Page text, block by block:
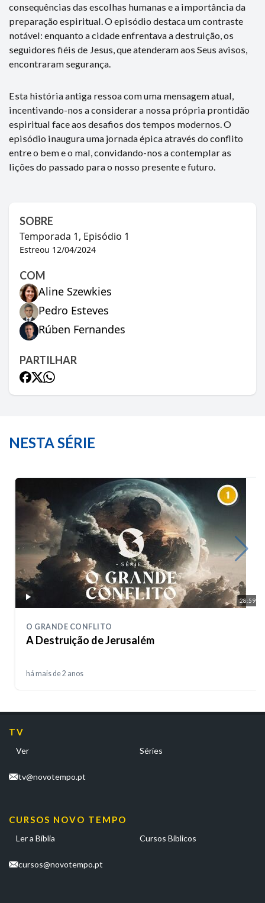
consequências das escolhas humanas e a importância da
preparação espiritual. O episódio destaca um contraste
notável: enquanto a cidade enfrentava a destruição, os
seguidores fiéis de Jesus, que atenderam aos Seus avisos,
encontraram segurança.
Esta história antiga ressoa com uma mensagem atual,
incentivando-nos a considerar a nossa própria prontidão
espiritual face aos desafios dos tempos modernos. O
episódio inaugura uma jornada épica através do conflito
entre o bem e o mal, convidando-nos a contemplar as
lições do passado para o nosso presente e futuro.
SOBRE
Temporada 1, Episódio 1
Estreou 12/04/2024
COM
Aline Szewkies
Pedro Esteves
Rúben Fernandes
PARTILHAR
NESTA SÉRIE
28:59
O GRANDE CONFLITO
A Destruição de Jerusalém
há mais de 2 anos
TV
Ver Séries
tv@novotempo.pt
CURSOS NOVO TEMPO
Ler a Bíblia Cursos Bíblicos
cursos@novotempo.pt